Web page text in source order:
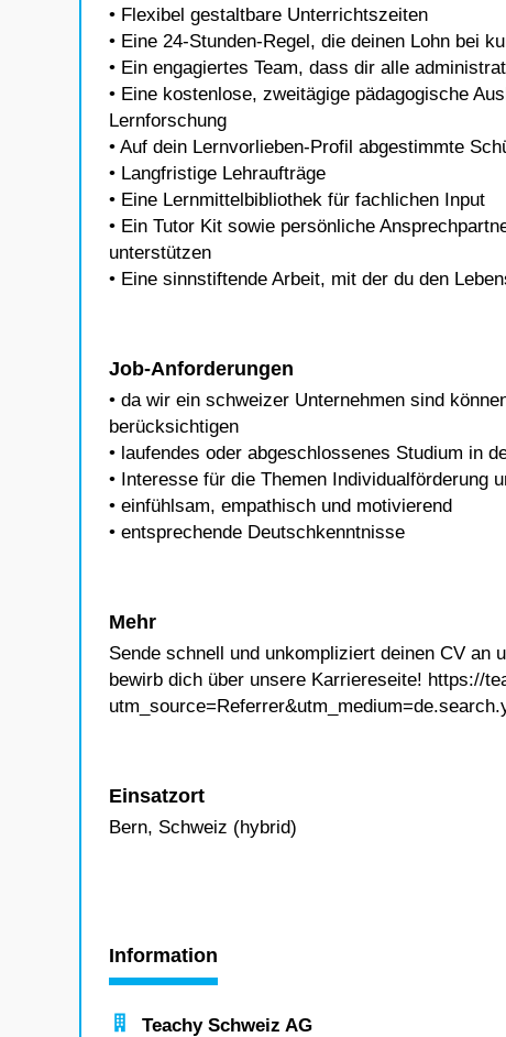
• Flexibel gestaltbare Unterrichtszeiten
• Eine 24-Stunden-Regel, die deinen Lohn bei
• Ein engagiertes Team, dass dir alle
• Eine kostenlose, zweitägige pädagogische
Lernforschung
• Auf dein Lernvorlieben-Profil abgestimmte
• Langfristige Lehraufträge
• Eine Lernmittelbibliothek für fachlichen Input
• Ein Tutor Kit sowie persönliche
unterstützen
• Eine sinnstiftende Arbeit, mit der du den
Job-Anforderungen
• da wir ein schweizer Unternehmen sind
berücksichtigen
• laufendes oder abgeschlossenes Studium in
• Interesse für die Themen Individualförderung
• einfühlsam, empathisch und motivierend
• entsprechende Deutschkenntnisse
Mehr
Sende schnell und unkompliziert deinen CV an
bewirb dich über unsere Karriereseite! https://
Einsatzort
Bern, Schweiz (hybrid)
Information
Teachy Schweiz AG